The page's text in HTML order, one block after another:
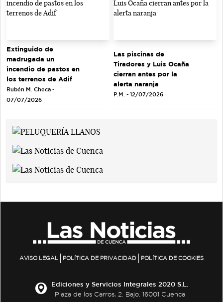
Extinguido de
madrugada un
incendio de pastos en
los terrenos de Adif
Rubén M. Checa -
07/07/2026
Las piscinas de
Tiradores y Luis Ocaña
cierran antes por la
alerta naranja
P.M. - 12/07/2026
AVISO LEGAL POLÍTICA DE PRIVACIDAD POLÍTICA DE COOKIES
Ediciones y Servicios Integrales 2020 S.L.
Plaza de los Carros, 2. Bajo. 16001 Cuenca